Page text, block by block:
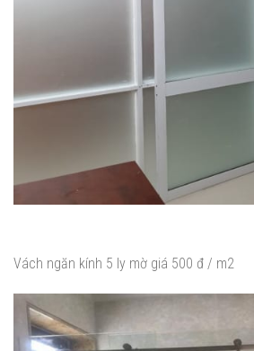
Vách ngăn kính 5 ly mờ giá 500 đ / m2